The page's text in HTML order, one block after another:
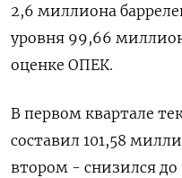
2,6 миллиона
уровня 99,66
оценке ОПЕК.
В первом квартале
составил 101,58
втором - снизился до